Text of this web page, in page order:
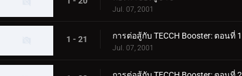
Jul. 07, 2001
1 - 21 การต่อสู้กับ TECCH Booster: ตอนที่ 1
Jul. 07, 2001